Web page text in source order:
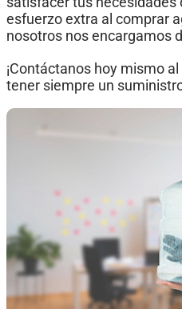
esfuerzo extra al comprar
nosotros nos encargamos
¡Contáctanos hoy mismo al
tener siempre un